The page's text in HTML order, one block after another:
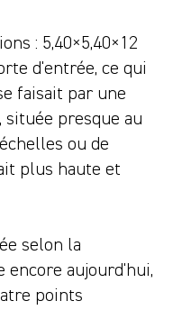
: 5,40×5,40×12
d'entrée, ce qui
faisait par une
presque au
ou de
plus haute et
selon la
encore aujourd'hui,
points